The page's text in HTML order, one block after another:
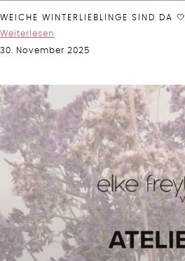
WEICHE WINTERLIEBLINGE SIND DA 🤍
Weiterlesen
30. November 2025